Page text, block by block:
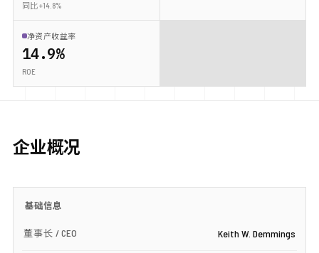
同比 +14.8%
净资产收益率
14.9%
ROE
企业概况
基础信息
董事长 / CEO Keith W. Demmings